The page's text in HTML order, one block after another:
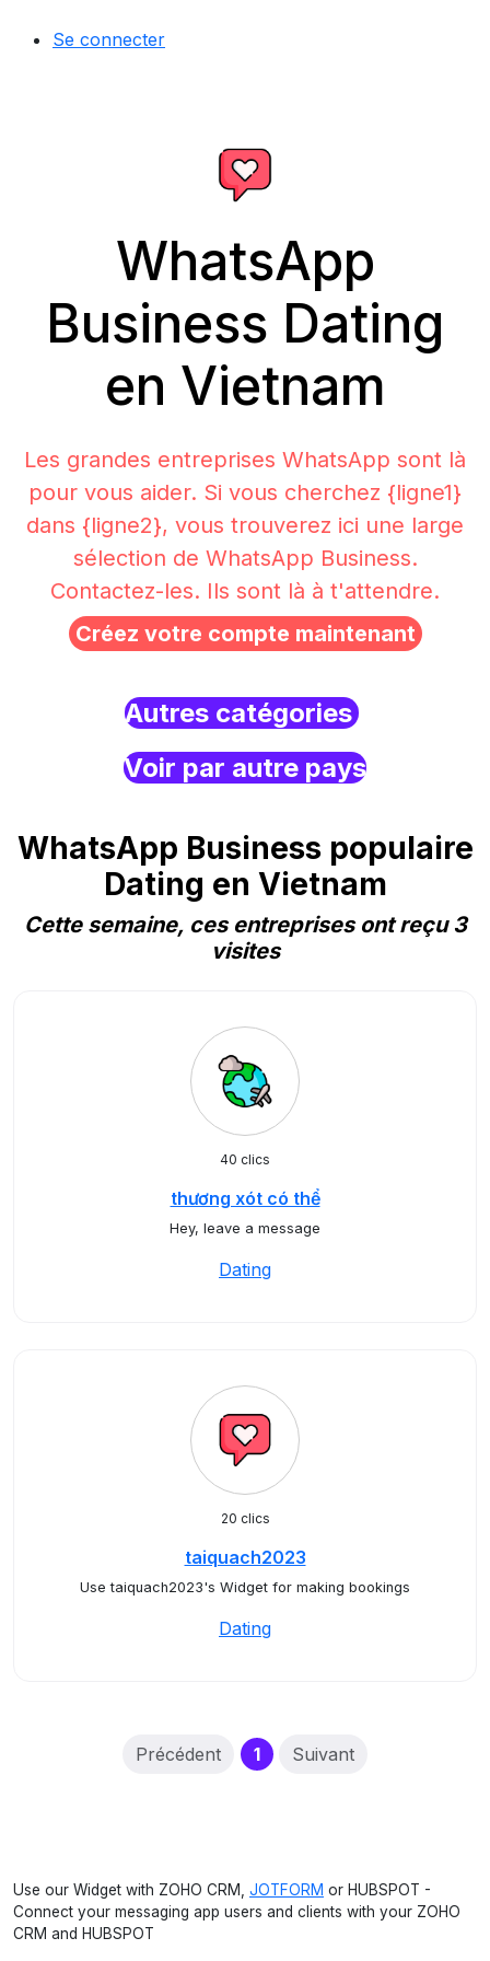
Se connecter
WhatsApp
Business Dating
en Vietnam
Les grandes entreprises WhatsApp sont là
pour vous aider. Si vous cherchez {ligne1}
dans {ligne2}, vous trouverez ici une large
sélection de WhatsApp Business.
Contactez-les. Ils sont là à t'attendre.
Créez votre compte maintenant
Autres catégories
Voir par autre pays
WhatsApp Business populaire
Dating en Vietnam
Cette semaine, ces entreprises ont reçu 3
visites
40 clics
thương xót có thể
Hey, leave a message
Dating
20 clics
taiquach2023
Use taiquach2023's Widget for making bookings
Dating
Précédent 1(current)
Suivant
Use our Widget with ZOHO CRM, JOTFORM or HUBSPOT -
Connect your messaging app users and clients with your ZOHO
CRM and HUBSPOT